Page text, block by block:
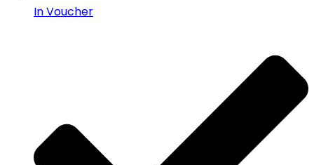
In Voucher